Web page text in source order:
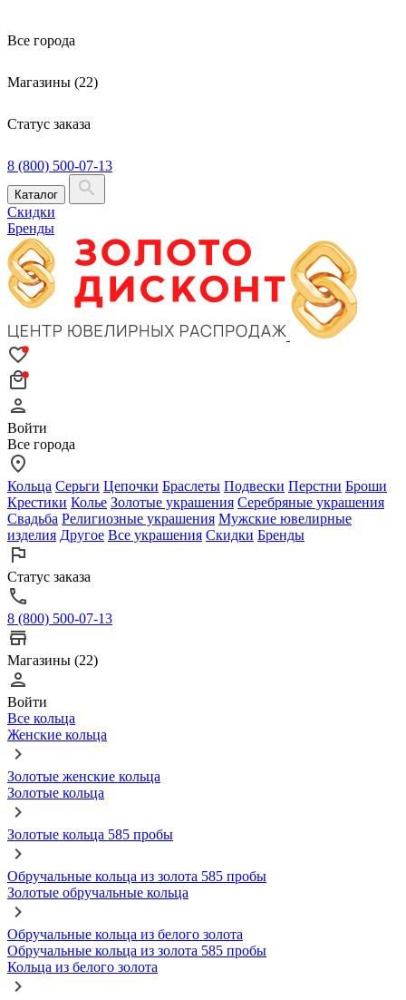
Все города
Магазины (22)
Статус заказа
8 (800) 500-07-13
Каталог
Скидки
Бренды
Войти
Все города
Кольца Серьги Цепочки Браслеты Подвески Перстни Броши
Крестики Колье Золотые украшения Серебряные украшения
Свадьба Религиозные украшения Мужские ювелирные
изделия Другое Все украшения Скидки Бренды
Статус заказа
8 (800) 500-07-13
Магазины (22)
Войти
Все кольца
Женские кольца
Золотые женские кольца
Золотые кольца
Золотые кольца 585 пробы
Обручальные кольца из золота 585 пробы
Золотые обручальные кольца
Обручальные кольца из белого золота
Обручальные кольца из золота 585 пробы
Кольца из белого золота